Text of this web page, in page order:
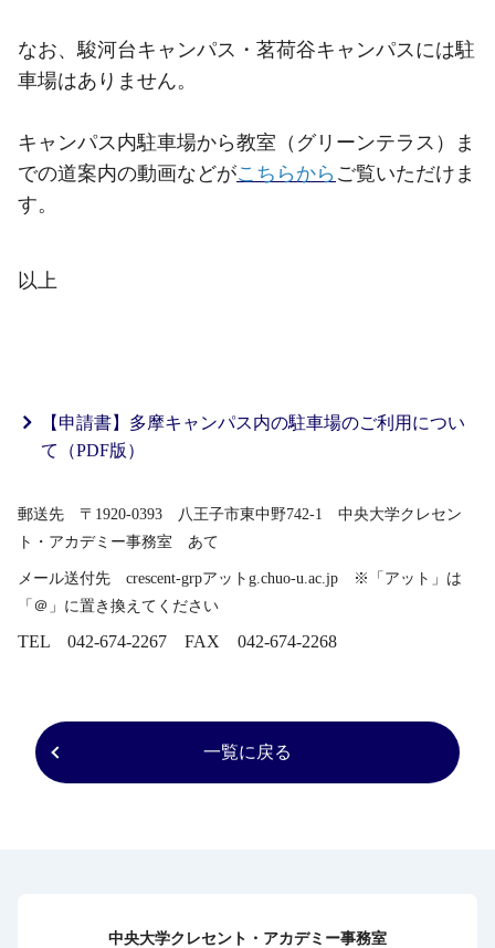
なお、駿河台キャンパス・茗荷谷キャンパスには駐
車場はありません。
キャンパス内駐車場から教室（グリーンテラス）ま
での道案内の動画などがこちらから ご覧いただけま
す。
以上
【申請書】多摩キャンパス内の駐車場のご利用につい
て（PDF版）
郵送先 〒1920-0393 八王子市東中野742-1 中央大学クレセン
ト・アカデミー事務室 あて
メール送付先 crescent-grpアットg.chuo-u.ac.jp ※「アット」は
「＠」に置き換えてください
TEL 042-674-2267 FAX 042-674-2268
一覧に戻る
中央大学クレセント・アカデミー事務室